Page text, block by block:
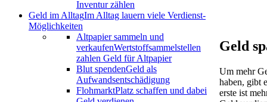
Inventur zählen
Geld im AlltagIm Alltag lauern viele Verdienst-
Möglichkeiten
Altpapier sammeln und
verkaufenWertstoffsammelstellen
zahlen Geld für Altpapier
Blut spendenGeld als
Aufwandsentschädigung
FlohmarktPlatz schaffen und dabei
Geld
Um mehr
haben, gibt
erste ist